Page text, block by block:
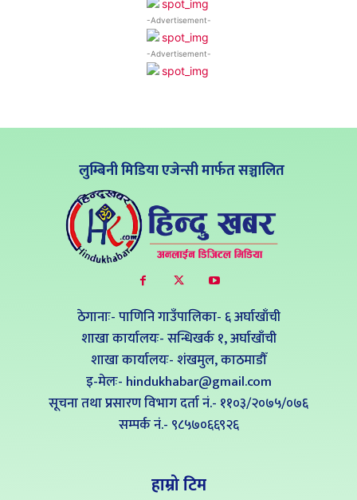
-Advertisement-
-Advertisement-
लुम्बिनी मिडिया एजेन्सी मार्फत सञ्चालित
ठेगानाः- पाणिनि गाउँपालिका- ६ अर्घाखाँची
शाखा कार्यालयः- सन्धिखर्क १, अर्घाखाँची
शाखा कार्यालयः- शंखमुल, काठमाडौँ
इ-मेलः- hindukhabar@gmail.com
सूचना तथा प्रसारण विभाग दर्ता नं.- ११०३/२०७५/०७६
सम्पर्क नं‍.- ९८५७०६६९२६
हाम्रो टिम